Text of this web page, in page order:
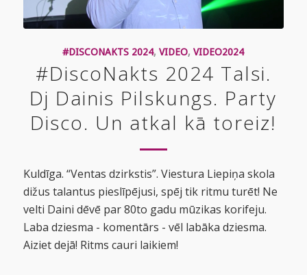
#DISCONAKTS 2024,VIDEO,VIDEO2024
#DiscoNakts 2024 Talsi.
Dj Dainis Pilskungs. Party
Disco. Un atkal kā toreiz!
Kuldīga. “Ventas dzirkstis”. Viestura Liepiņa skola
dižus talantus pieslīpējusi, spēj tik ritmu turēt! Ne
velti Daini dēvē par 80to gadu mūzikas korifeju.
Laba dziesma - komentārs - vēl labāka dziesma.
Aiziet dejā! Ritms cauri laikiem!